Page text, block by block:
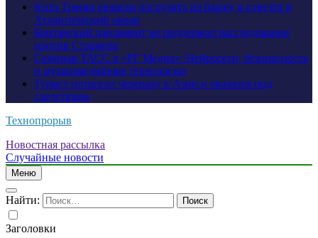
Кита Тимми решили погрузить на баржу и отвезти в
Атлантический океан
Британский парламент не поддержал расследование
против Стармера
Семинар ТАСС в «РГ Медиа»: Нейросети, безопасность
и мультимедийные технологии
Турист потрогал черепаху в Азии и оказался под
следствием
Технопрорыв
Новостная рассылка
Случайные новости
Меню
Найти:
Заголовки